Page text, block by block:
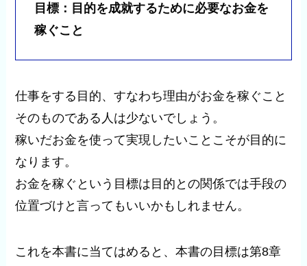
目標：目的を成就するために必要なお金を
稼ぐこと
仕事をする目的、すなわち理由がお金を稼ぐこと
そのものである人は少ないでしょう。
稼いだお金を使って実現したいことこそが目的に
なります。
お金を稼ぐという目標は目的との関係では手段の
位置づけと言ってもいいかもしれません。
これを本書に当てはめると、本書の目標は第8章